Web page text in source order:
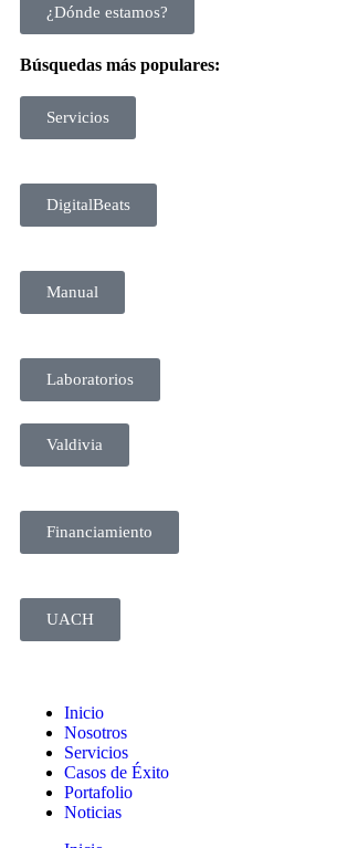
¿Dónde estamos?
Búsquedas más populares:
Servicios
DigitalBeats
Manual
Laboratorios
Valdivia
Financiamiento
UACH
Inicio
Nosotros
Servicios
Casos de Éxito
Portafolio
Noticias